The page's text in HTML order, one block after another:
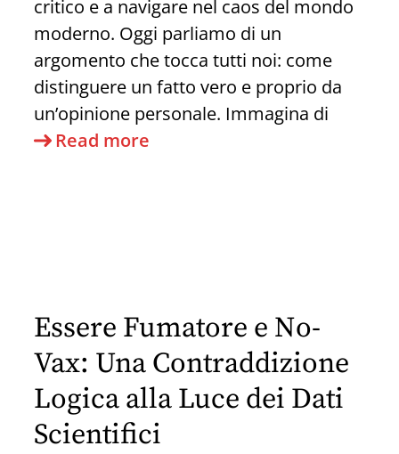
di
un’Indagine
Approfondita
critico e a navigare nel caos del mondo
moderno. Oggi parliamo di un
argomento che tocca tutti noi: come
distinguere un fatto vero e proprio da
un’opinione personale. Immagina di
Read more
Opinioni
in
un
Mondo
Pieno
Essere Fumatore e No-
Vax: Una Contraddizione
Logica alla Luce dei Dati
Scientifici